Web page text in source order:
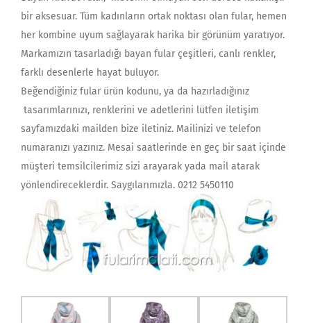
bir aksesuar. Tüm kadınların ortak noktası olan fular, hemen
her kombine uyum sağlayarak harika bir görünüm yaratıyor.
Markamızın tasarladığı bayan fular çeşitleri, canlı renkler,
farklı desenlerle hayat buluyor.
Beğendiğiniz fular ürün kodunu, ya da hazırladığınız
tasarımlarınızı, renklerini ve adetlerini lütfen iletişim
sayfamızdaki mailden bize iletiniz. Mailinizi ve telefon
numaranızı yazınız. Mesai saatlerinde en geç bir saat içinde
müşteri temsilcilerimiz sizi arayarak yada mail atarak
yönlendireceklerdir. Saygılarımızla. 0212 5450110